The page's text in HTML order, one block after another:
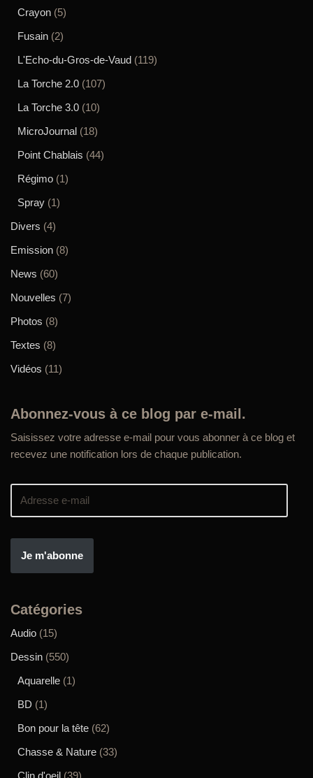
Crayon (5)
Fusain (2)
L'Echo-du-Gros-de-Vaud (119)
La Torche 2.0 (107)
La Torche 3.0 (10)
MicroJournal (18)
Point Chablais (44)
Régimo (1)
Spray (1)
Divers (4)
Emission (8)
News (60)
Nouvelles (7)
Photos (8)
Textes (8)
Vidéos (11)
Abonnez-vous à ce blog par e-mail.
Saisissez votre adresse e-mail pour vous abonner à ce blog et
recevez une notification lors de chaque publication.
Je m'abonne
Catégories
Audio (15)
Dessin (550)
Aquarelle (1)
BD (1)
Bon pour la tête (62)
Chasse & Nature (33)
Clin d'oeil (39)